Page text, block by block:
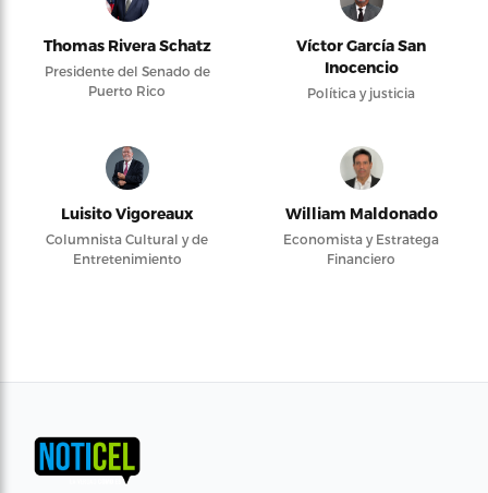
Thomas Rivera Schatz
Presidente del Senado de
Puerto Rico
Víctor García San
Inocencio
Política y justicia
Luisito Vigoreaux
Columnista Cultural y de
Entretenimiento
William Maldonado
Economista y Estratega
Financiero